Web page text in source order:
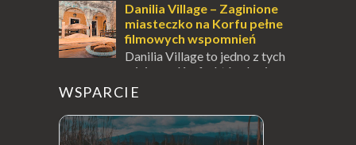
jest jednym z najbardziej rozpoznawalnych
symbo...
Danilia Village – Zaginione
miasteczko na Korfu pełne
filmowych wspomnień
Danilia Village to jedno z tych
miejsc na Korfu, które kryje w
sobie wiele tajemnic i historii, a przy tym
jest doskonale znane miłośnikom f...
WSPARCIE